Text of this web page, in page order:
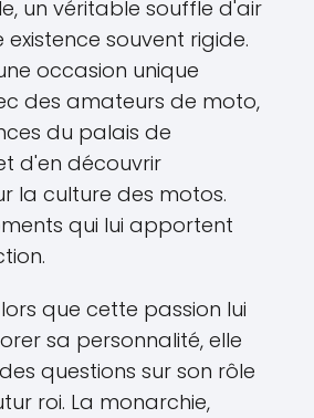
un véritable souffle d'air
souvent rigide.
occasion unique
des amateurs de moto,
du palais de
d'en découvrir
la culture des motos.
qui lui apportent
que cette passion lui
sa personnalité, elle
questions sur son rôle
roi. La monarchie,